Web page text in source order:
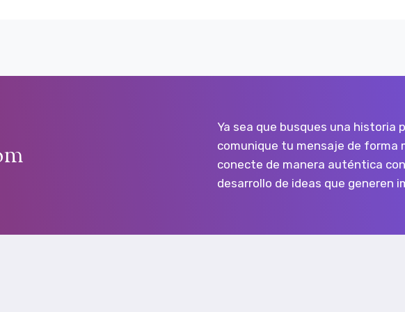
Ya sea que busques una historia
comunique tu mensaje de forma
conecte de manera auténtica
desarrollo de ideas que generen